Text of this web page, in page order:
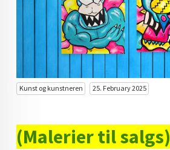
INTERIØR OG KUNST
KUNST INVESTERING
FARGETEORI
POP ART
Kunst og kunstneren 25. February 2025
(Malerier til salgs)